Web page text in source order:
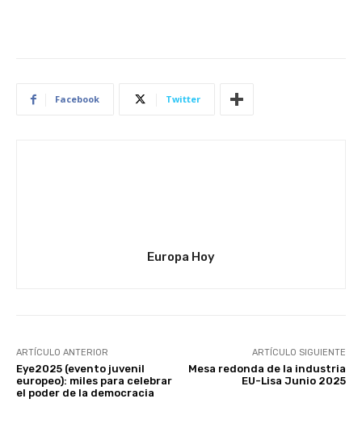
Facebook Twitter
Europa Hoy
ARTÍCULO ANTERIOR
Eye2025 (evento juvenil
europeo): miles para celebrar
el poder de la democracia
ARTÍCULO SIGUIENTE
Mesa redonda de la industria
EU-Lisa Junio ​​2025